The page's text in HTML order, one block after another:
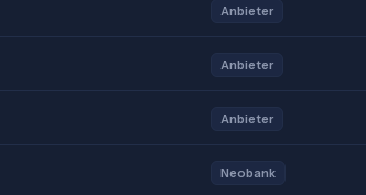
Anbieter
Anbieter
Anbieter
Neobank